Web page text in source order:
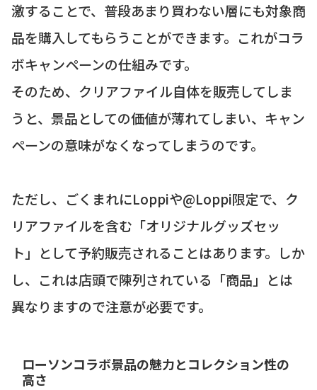
激することで、普段あまり買わない層にも対象商
品を購入してもらうことができます。これがコラ
ボキャンペーンの仕組みです。
そのため、クリアファイル自体を販売してしま
うと、景品としての価値が薄れてしまい、キャン
ペーンの意味がなくなってしまうのです。
ただし、ごくまれにLoppiや@Loppi限定で、ク
リアファイルを含む「オリジナルグッズセッ
ト」として予約販売されることはあります。しか
し、これは店頭で陳列されている「商品」とは
異なりますので注意が必要です。
ローソンコラボ景品の魅力とコレクション性の
高さ